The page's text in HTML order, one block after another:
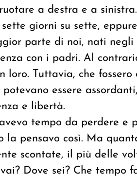
a destra e a
giorni su sette,
parte di noi, nati negli
con i padri. Al
loro. Tuttavia, che
essere
e libertà.
tempo da perdere e
la pensavo così. Ma
scontate, il più delle
Dove sei? Che tempo